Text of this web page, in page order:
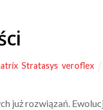
, Stratasys veroflex
już rozwiązań.